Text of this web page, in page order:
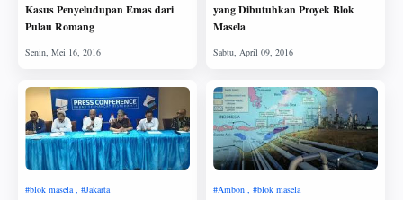
Kasus Penyeludupan Emas dari
Pulau Romang
yang Dibutuhkan Proyek Blok
Masela